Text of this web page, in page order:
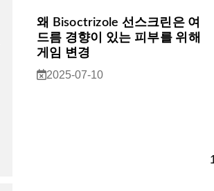
왜 Bisoctrizole 선스크린은 여
드름 경향이 있는 피부를 위해
게임 변경
2025-07-10